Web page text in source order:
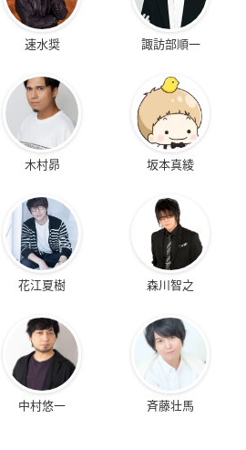
速水奨 諏訪部順一
木村昴 坂本真綾
花江夏樹 森川智之
中村悠一 斉藤壮馬